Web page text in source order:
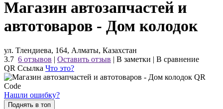
Магазин автозапчастей и
автотоваров - Дом колодок
ул. Тлендиева, 164, Алматы, Казахстан
3.7 6 отзывов | Оставить отзыв | В заметки | В сравнение
QR Ссылка Что это?
Нашли ошибку?
Поднять в топ